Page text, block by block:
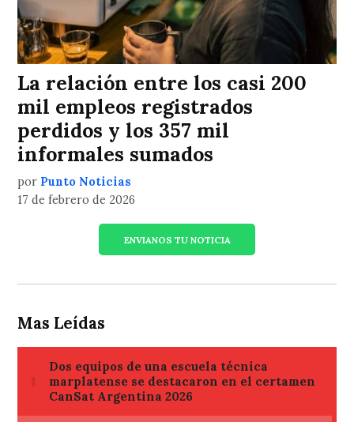
La relación entre los casi 200
mil empleos registrados
perdidos y los 357 mil
informales sumados
por Punto Noticias
17 de febrero de 2026
ENVIANOS TU NOTICIA
Mas Leídas